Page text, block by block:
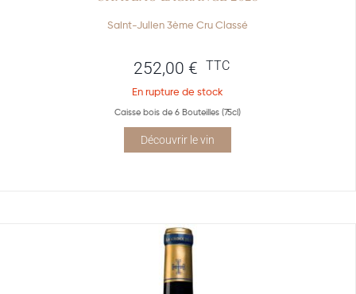
Saint-Julien 3ème Cru Classé
252,00 € TTC
En rupture de stock
Caisse bois de 6 Bouteilles (75cl)
Découvrir le vin